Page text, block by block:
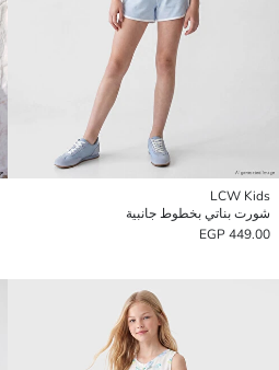
LCW Kids
شورت بناتي بخطوط جانبية
449.00 EGP